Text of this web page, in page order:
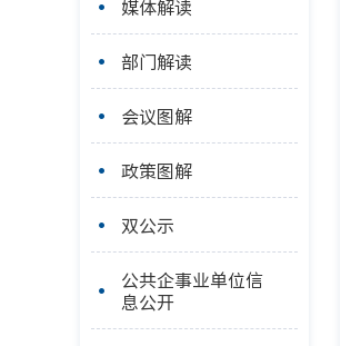
媒体解读
部门解读
会议图解
政策图解
双公示
公共企事业单位信
息公开